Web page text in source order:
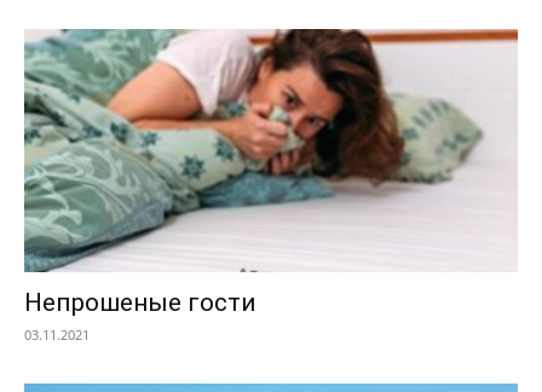
Непрошеные гости
03.11.2021